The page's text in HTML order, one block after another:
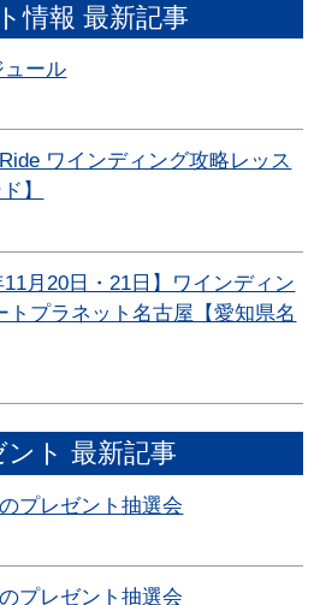
情報 最新記事
ュール
ワインディング攻略レッス
】
11月20日・21日】ワインディン
トプラネット名古屋【愛知県名
ント 最新記事
プレゼント抽選会
プレゼント抽選会